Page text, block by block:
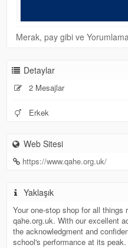
Merak, pay gibi ve
Detaylar
2 Mesajlar
Erkek
Web Sitesi
https://www.qahe.org.uk/
Yaklaşık
Your one-stop shop for all
qahe.org.uk. With our excellent
the acknowledgment and
school's performance at its peak.